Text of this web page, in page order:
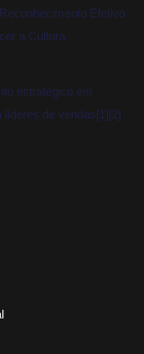
Efetivo
a Cultura
estratégico em
de vendas[1][2]